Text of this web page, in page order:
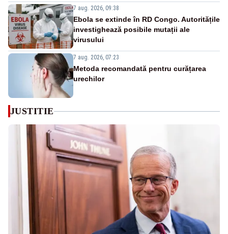
7 aug. 2026, 09:38
Ebola se extinde în RD Congo. Autoritățile
investighează posibile mutații ale
virusului
7 aug. 2026, 07:23
Metoda recomandată pentru curățarea
urechilor
JUSTITIE